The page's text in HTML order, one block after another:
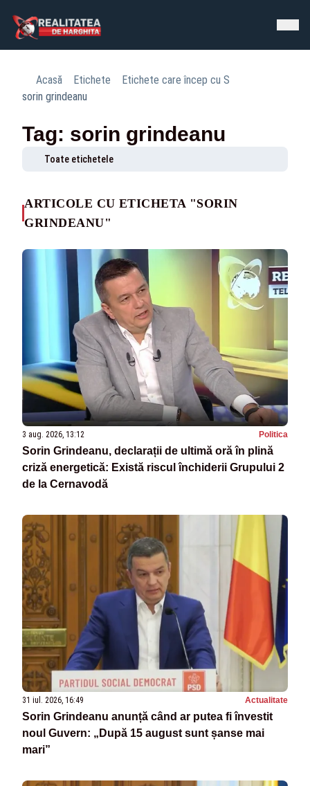
Acasă Etichete
Etichete care încep cu S
sorin grindeanu
Tag: sorin grindeanu
Toate etichetele
ARTICOLE CU ETICHETA "SORIN
GRINDEANU"
3 aug. 2026, 13:12 Politica
Sorin Grindeanu, declarații de ultimă oră în plină
criză energetică: Există riscul închiderii Grupului 2
de la Cernavodă
31 iul. 2026, 16:49 Actualitate
Sorin Grindeanu anunță când ar putea fi învestit
noul Guvern: „După 15 august sunt șanse mai
mari”